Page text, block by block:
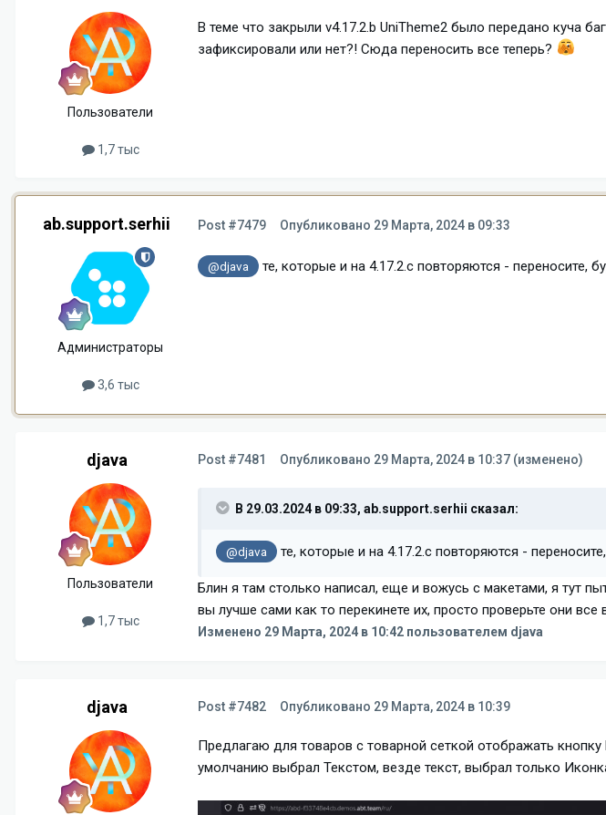
Пользователи
1,7 тыс
В теме что закрыли v4.17.2.b UniTheme2 было передано куча
зафиксировали или нет?! Сюда переносить все теперь?
ab.support.serhii
Администраторы
3,6 тыс
Post #7479 Опубликовано 29 Марта, 2024 в 09:33
@djava те, которые и на 4.17.2.c повторяются - переносите,
djava
Пользователи
1,7 тыс
Post #7481 Опубликовано 29 Марта, 2024 в 10:37 (изменено)
В 29.03.2024 в 09:33, ab.support.serhii сказал:
@djava те, которые и на 4.17.2.c повторяются -
Блин я там столько написал, еще и вожусь с макетами, я тут
вы лучше сами как то перекинете их, просто проверьте они
Изменено 29 Марта, 2024 в 10:42 пользователем djava
djava Post #7482 Опубликовано 29 Марта, 2024 в 10:39
Предлагаю для товаров с товарной сеткой отображать
умолчанию выбрал Текстом, везде текст, выбрал только